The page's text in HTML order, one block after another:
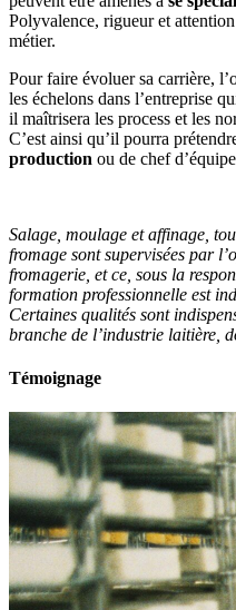
Polyvalence, rigueur et
métier.
Pour faire évoluer sa carrière,
les échelons dans l’entreprise
il maîtrisera les process et les
C’est ainsi qu’il pourra
production ou de chef
Salage, moulage et affinage,
fromage sont supervisées par
fromagerie, et ce, sous la
formation professionnelle est
Certaines qualités sont
branche de l’industrie laitière,
Témoignage